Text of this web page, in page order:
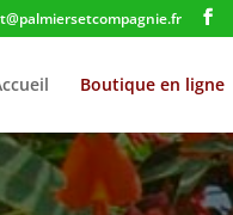
Boutique en ligne